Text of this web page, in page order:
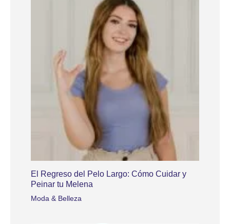
El Regreso del Pelo Largo: Cómo Cuidar y
Peinar tu Melena
Moda & Belleza